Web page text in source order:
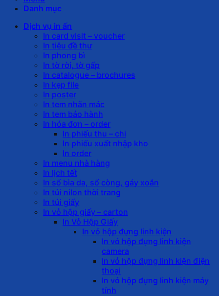
Danh mục
Dịch vụ in ấn
In card visit – voucher
In tiêu đề thư
In phong bì
In tờ rời, tờ gấp
In catalogue – brochures
In kẹp file
In poster
In tem nhãn mác
In tem bảo hành
In hóa đơn – order
In phiếu thu – chi
In phiếu xuất nhập kho
In order
In menu nhà hàng
In lịch tết
In sổ bìa da, sổ còng, gáy xoắn
In túi nilon thời trang
In túi giấy
In vỏ hộp giấy – carton
In Vỏ Hộp Giấy
In vỏ hộp đựng linh kiện
In vỏ hộp đựng linh kiện
camera
In vỏ hộp đựng linh kiện điện
thoại
In vỏ hộp đựng linh kiện máy
tính